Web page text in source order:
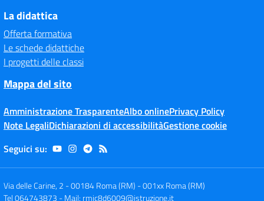
La didattica
Offerta formativa
Le schede didattiche
I progetti delle classi
Mappa del sito
Amministrazione TrasparenteAlbo onlinePrivacy Policy
Note LegaliDichiarazioni di accessibilitàGestione cookie
Seguici su:
Via delle Carine, 2 - 00184 Roma (RM) -001xx Roma (RM)
Tel 064743873 - Mail: rmic8d6009@istruzione.it